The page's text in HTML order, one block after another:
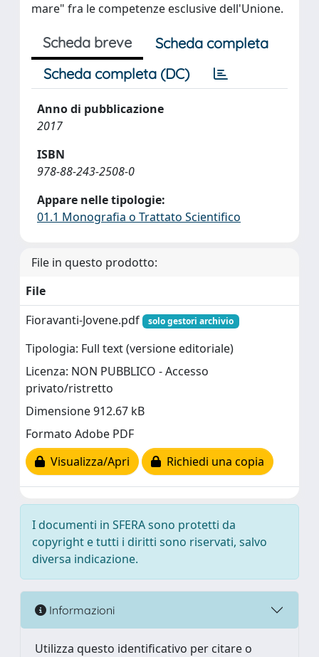
mare" fra le competenze esclusive dell'Unione.
Scheda breve
Scheda completa
Scheda completa (DC)
Anno di pubblicazione
2017
ISBN
978-88-243-2508-0
Appare nelle tipologie:
01.1 Monografia o Trattato Scientifico
File in questo prodotto:
File
Fioravanti-Jovene.pdf
solo gestori archivio
Tipologia: Full text (versione editoriale)
Licenza: NON PUBBLICO - Accesso
privato/ristretto
Dimensione 912.67 kB
Formato Adobe PDF
Visualizza/Apri
Richiedi una copia
I documenti in SFERA sono protetti da
copyright e tutti i diritti sono riservati, salvo
diversa indicazione.
Informazioni
Utilizza questo identificativo per citare o